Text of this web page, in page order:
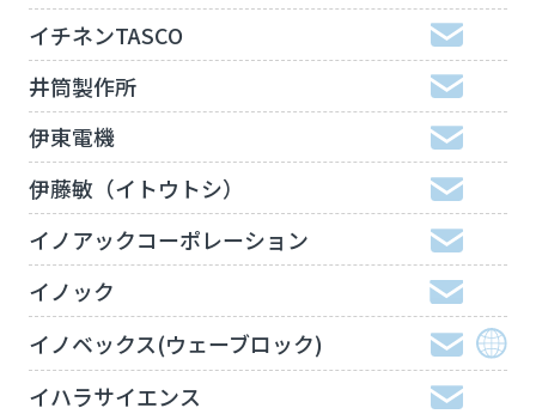
イチネンTASCO
井筒製作所
伊東電機
伊藤敏（イトウトシ）
イノアックコーポレーション
イノック
イノベックス(ウェーブロック)
イハラサイエンス